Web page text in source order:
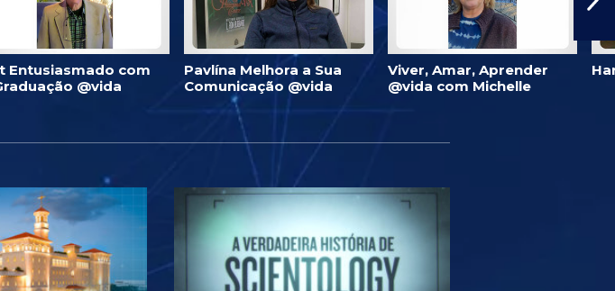
Entusiasmado com
@vida
Pavlína Melhora a Sua
Comunicação @vida
Viver, Amar, Aprender
@vida com Michelle